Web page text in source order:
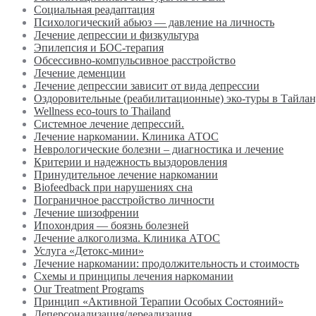
Социальная реадаптация
Психологический абьюз — давление на личность
Лечение депрессии и физкультура
Эпилепсия и БОС-терапия
Обсессивно-компульсивное расстройство
Лечение деменции
Лечение депрессии зависит от вида депрессии
Оздоровительные (реабилитационные) эко-туры в
Wellness eco-tours to Thailand
Системное лечение депрессий.
Лечение наркомании. Клиника АТОС
Неврологические болезни – диагностика и лечение
Критерии и надежность выздоровления
Принудительное лечение наркомании
Biofeedback при нарушениях сна
Пограничное расстройство личности
Лечение шизофрении
Ипохондрия — боязнь болезней
Лечение алкоголизма. Клиника АТОС
Услуга «Детокс-мини»
Лечение наркомании: продолжительность и стоимость
Схемы и принципы лечения наркомании
Our Treatment Programs
Принцип «Активной Терапии Особых Состояний»